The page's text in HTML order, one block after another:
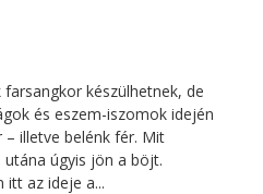
készülhetnek, de
és eszem-iszomok idején
illetve belénk fér. Mit
úgyis jön a böjt.
itt az ideje a...